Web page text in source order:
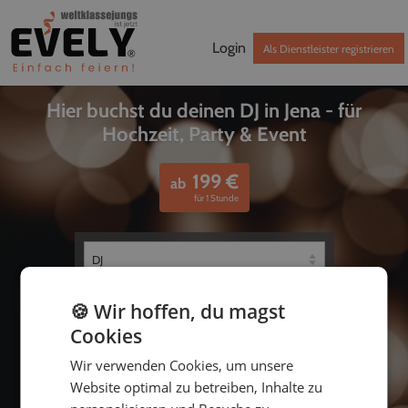
Login Als Dienstleister registrieren
Hier buchst du deinen DJ in Jena - für
Hochzeit, Party & Event
ab 199€
für 1 Stunde
bis
🍪 Wir hoffen, du magst
Cookies
Wir verwenden Cookies, um unsere
Website optimal zu betreiben, Inhalte zu